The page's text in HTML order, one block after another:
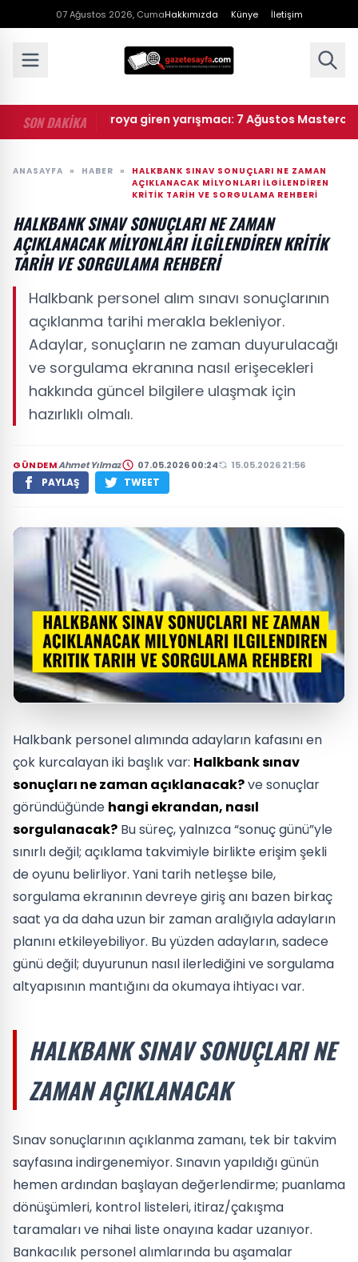
07 Ağustos 2026, CumaHakkımızda Künye İletişim
SON DAKİKA
ana kadroya giren yarışmacı: 7 Ağustos Masterchef ana
ANASAYFA » HABER »
HALKBANK SINAV SONUÇLARI NE ZAMAN
AÇIKLANACAK MILYONLARI ILGILENDIREN
KRITIK TARIH VE SORGULAMA REHBERI
HALKBANK SINAV SONUÇLARI NE ZAMAN
AÇIKLANACAK MILYONLARI ILGILENDIREN KRITIK
TARIH VE SORGULAMA REHBERI
Halkbank personel alım sınavı sonuçlarının
açıklanma tarihi merakla bekleniyor.
Adaylar, sonuçların ne zaman duyurulacağı
ve sorgulama ekranına nasıl erişecekleri
hakkında güncel bilgilere ulaşmak için
hazırlıklı olmalı.
GÜNDEMAhmet Yılmaz 07.05.2026 00:24 15.05.2026 21:56
PAYLAŞ TWEET
Halkbank personel alımında adayların kafasını en
çok kurcalayan iki başlık var: Halkbank sınav
sonuçları ne zaman açıklanacak?ve sonuçlar
göründüğünde hangi ekrandan, nasıl
sorgulanacak? Bu süreç, yalnızca “sonuç günü”yle
sınırlı değil; açıklama takvimiyle birlikte erişim şekli
de oyunu belirliyor. Yani tarih netleşse bile,
sorgulama ekranının devreye giriş anı bazen birkaç
saat ya da daha uzun bir zaman aralığıyla adayların
planını etkileyebiliyor. Bu yüzden adayların, sadece
günü değil; duyurunun nasıl ilerlediğini ve sorgulama
altyapısının mantığını da okumaya ihtiyacı var.
HALKBANK SINAV SONUÇLARI NE
ZAMAN AÇIKLANACAK
Sınav sonuçlarının açıklanma zamanı, tek bir takvim
sayfasına indirgenemiyor. Sınavın yapıldığı günün
hemen ardından başlayan değerlendirme; puanlama
dönüşümleri, kontrol listeleri, itiraz/çakışma
taramaları ve nihai liste onayına kadar uzanıyor.
Bankacılık personel alımlarında bu aşamalar